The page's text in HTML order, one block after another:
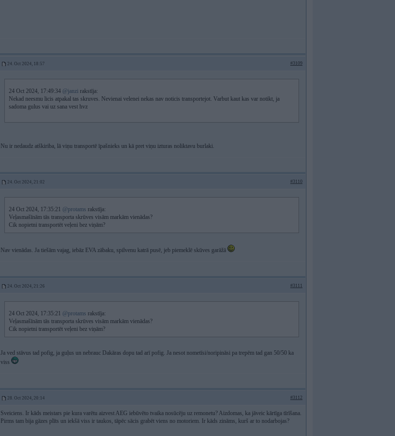
24. Oct 2024, 18:57 #3109
24 Oct 2024, 17:49:34 @janzi rakstīja:
Nekad neesmu licis atpakal tas skruves. Nevienai velenei nekas nav noticis transportejot. Varbut kaut kas var notikt, ja
sadoma gulus vai uz sana vest hvz
Nu ir nedaudz atškiriba, lā viņu transportē īpašnieks un kā pret viņu izturas noliktavu burlaki.
24. Oct 2024, 21:02 #3110
24 Oct 2024, 17:35:21 @protams rakstīja:
Veļasmašīnām tās transporta skrūves visām markām vienādas?
Cik nopietni transportēt veļeni bez viņām?
Nav vienādas. Ja tiešām vajag, iebāz EVA zābaku, spilvenu katrā pusē, jeb piemeklē skūves garāžā
24. Oct 2024, 21:26 #3111
24 Oct 2024, 17:35:21 @protams rakstīja:
Veļasmašīnām tās transporta skrūves visām markām vienādas?
Cik nopietni transportēt veļeni bez viņām?
Ja ved stāvus tad pofig, ja guļus un nebrauc Dakāras dopu tad arī pofig. Ja nesot nometīsi/noripināsi pa trepēm tad gan 50/50 ka
viss
28. Oct 2024, 20:14 #3112
Sveiciens. Ir kāds meistars pie kura varētu aizvest AEG iebūvēto tvaika nosūcēju uz remonetu? Aizdomas, ka jāveic kārtīga tīrīšana.
Pirms tam bija gāzes plīts un iekšā viss ir taukos, tāpēc sācis grabēt viens no motoriem. Ir kāds zināms, kurš ar to nodarbojas?